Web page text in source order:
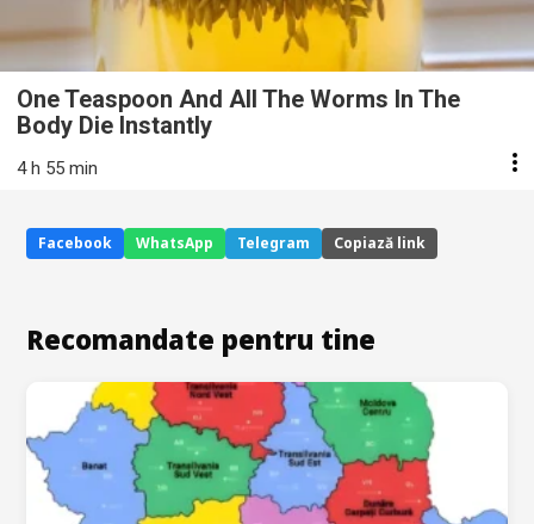
One Teaspoon And All The Worms In The
Body Die Instantly
4 h 55 min
Facebook WhatsApp Telegram Copiază link
Recomandate pentru tine